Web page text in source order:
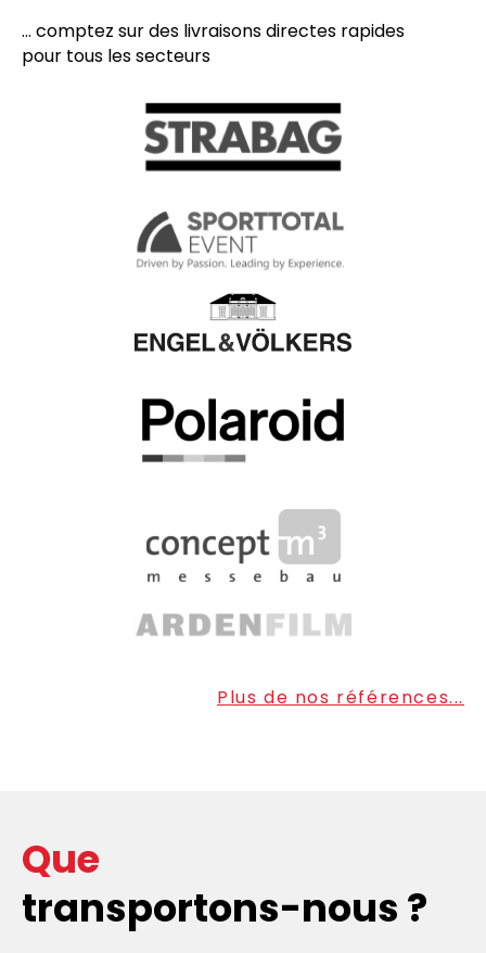
... comptez sur des livraisons directes rapides
pour tous les secteurs
Plus de nos références...
Que
transportons-nous ?